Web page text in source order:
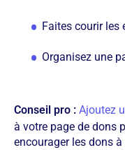
Faites courir les
Organisez une
Conseil pro : Ajoutez
à votre page de dons
encourager les dons